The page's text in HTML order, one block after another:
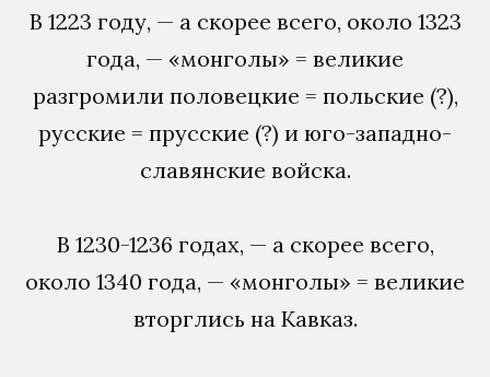
В 1223 году, — а скорее всего, около 1323
года, — «монголы» = великие
разгромили половецкие = польские (?),
русские = прусские (?) и юго-западно-
славянские войска.
В 1230-1236 годах, — а скорее всего,
около 1340 года, — «монголы» = великие
вторглись на Кавказ.